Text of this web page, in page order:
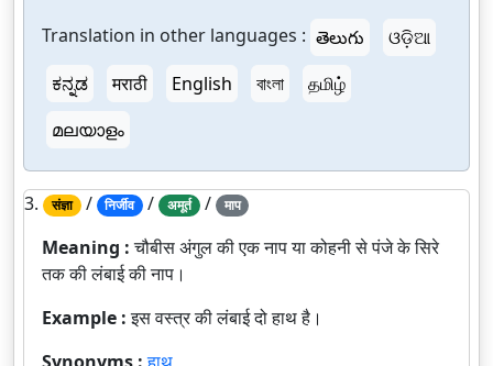
Translation in other languages : తెలుగు
ଓଡ଼ିଆ
ಕನ್ನಡ
मराठी English বাংলা
தமிழ்
മലയാളം
3. संज्ञा / निर्जीव / अमूर्त / माप
Meaning :चौबीस अंगुल की एक नाप या कोहनी से पंजे के सिरे
तक की लंबाई की नाप।
Example :इस वस्त्र की लंबाई दो हाथ है।